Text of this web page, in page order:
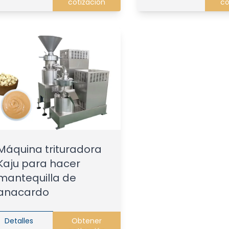
cotización
trituradora
para hacer
de
Detalles
Obtener